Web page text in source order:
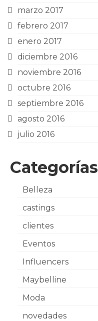
marzo 2017
febrero 2017
enero 2017
diciembre 2016
noviembre 2016
octubre 2016
septiembre 2016
agosto 2016
julio 2016
Categorías
Belleza
castings
clientes
Eventos
Influencers
Maybelline
Moda
novedades